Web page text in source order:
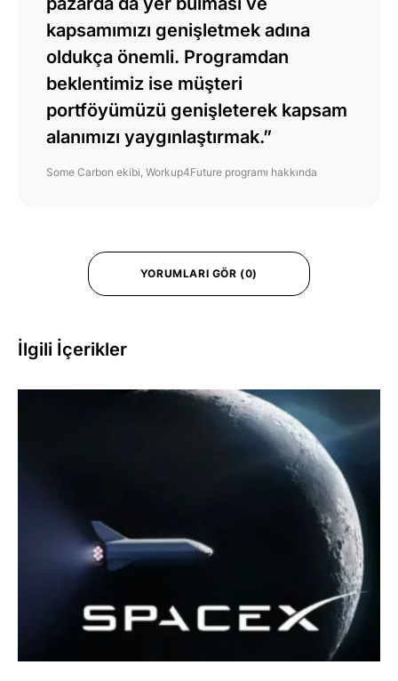
kapsamımızı genişletmek adına
oldukça önemli. Programdan
beklentimiz ise müşteri
portföyümüzü genişleterek kapsam
alanımızı yaygınlaştırmak.”
Some Carbon ekibi, Workup4Future programı hakkında
YORUMLARI GÖR (0)
İlgili İçerikler